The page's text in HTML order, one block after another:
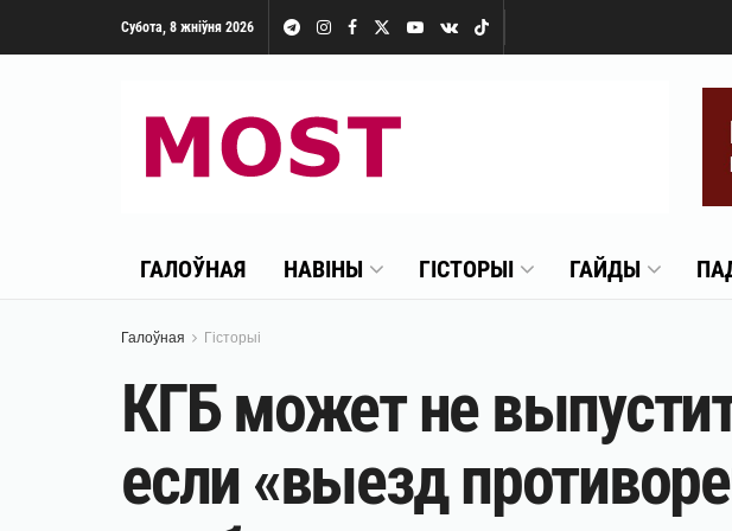
Субота, 8 жніўня 2026
ГАЛОЎНАЯ НАВІНЫ ГІСТОРЫІ ГАЙДЫ
Галоўная Гісторыі
КГБ может не
если «выезд